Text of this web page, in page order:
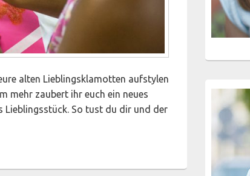
alten Lieblingsklamotten aufstylen
mehr zaubert ihr euch ein neues
Lieblingsstück. So tust du dir und der
im Mädchentreff Diepholz: Fashionnachmittag mit